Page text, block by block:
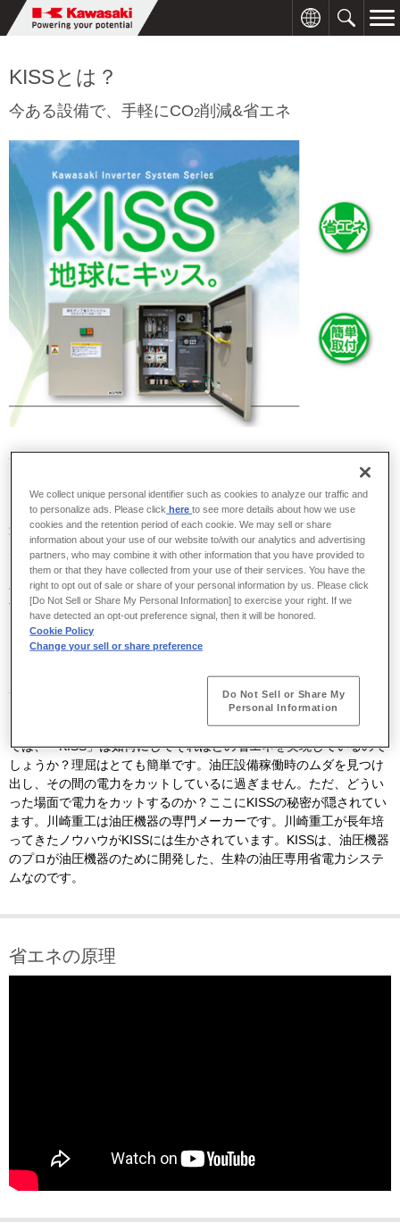
KISSとは？
今ある設備で、手軽にCO2削減&省エネ
油圧ポンプにサクッと後付け、改正省エネ法の
カワサキ・インバータ・システム・シリーズ「KISS」は、油圧を搭
載した工作機械や設備に取り付けていただくだけで、大幅に消費電
力をカットすることができる、省エネ対策用システムです。導入は
とても簡単。お客様が今現在、お使いの設備に後付けするだけ。既
存のシステムを無駄にせず、消費電力を平均で40％ ※も削減できま
す。複雑な工事も必要ないため、短時間で取り付け可能！改正省エ
ネ法でお悩みの方にもオススメです！
圧力保持状態中の比較（当社実績）
油圧のプロだからこそ実現した、油圧専用の省
では、「KISS」は如何にしてそれほどの省エネを実現しているので
しょうか？理屈はとても簡単です。油圧設備稼働時のムダを見つけ
出し、その間の電力をカットしているに過ぎません。ただ、どうい
った場面で電力をカットするのか？ここにKISSの秘密が隠されてい
ます。川崎重工は油圧機器の専門メーカーです。川崎重工が長年培
ってきたノウハウがKISSには生かされています。KISSは、油圧機器
のプロが油圧機器のために開発した、生粋の油圧専用省電力システ
ムなのです。
省エネの原理
We collect unique personal identifier such as cookies to analyze our traffic and
to personalize ads. Please click hereto see more details about how we use
cookies and the retention period of each cookie. We may sell or share
information about your use of our website to/with our analytics and advertising
partners, who may combine it with other information that you have provided to
them or that they have collected from your use of their services. You have the
right to opt out of sale or share of your personal information by us. Please click
[Do Not Sell or Share My Personal Information] to exercise your right. If we
have detected an opt-out preference signal, then it will be honored.
Cookie Policy
Change your sell or share preference
Do Not Sell or Share My
Personal Information